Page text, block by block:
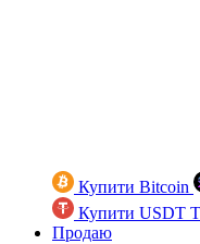
Купити Bitcoin
Купити USDT
Продаю